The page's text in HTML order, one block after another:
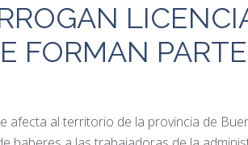
FORMAN
afecta al territorio de la provincia de